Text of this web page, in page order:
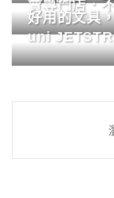
賣專門店．
好用的文具
uni